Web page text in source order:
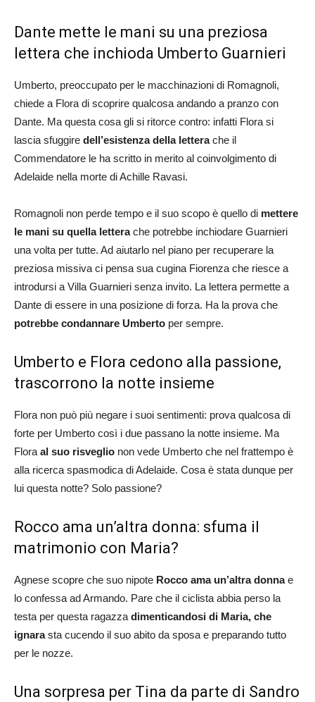
Dante mette le mani su una preziosa
lettera che inchioda Umberto Guarnieri
Umberto, preoccupato per le macchinazioni di Romagnoli,
chiede a Flora di scoprire qualcosa andando a pranzo con
Dante. Ma questa cosa gli si ritorce contro: infatti Flora si
lascia sfuggire dell’esistenza della letterache il
Commendatore le ha scritto in merito al coinvolgimento di
Adelaide nella morte di Achille Ravasi.
Romagnoli non perde tempo e il suo scopo è quello di mettere
le mani su quella letterache potrebbe inchiodare Guarnieri
una volta per tutte. Ad aiutarlo nel piano per recuperare la
preziosa missiva ci pensa sua cugina Fiorenza che riesce a
introdursi a Villa Guarnieri senza invito. La lettera permette a
Dante di essere in una posizione di forza. Ha la prova che
potrebbe condannare Umberto per sempre.
Umberto e Flora cedono alla passione,
trascorrono la notte insieme
Flora non può più negare i suoi sentimenti: prova qualcosa di
forte per Umberto così i due passano la notte insieme. Ma
Flora al suo risveglio non vede Umberto che nel frattempo è
alla ricerca spasmodica di Adelaide. Cosa è stata dunque per
lui questa notte? Solo passione?
Rocco ama un’altra donna: sfuma il
matrimonio con Maria?
Agnese scopre che suo nipote Rocco ama un’altra donnae
lo confessa ad Armando. Pare che il ciclista abbia perso la
testa per questa ragazza dimenticandosi di Maria, che
ignarasta cucendo il suo abito da sposa e preparando tutto
per le nozze.
Una sorpresa per Tina da parte di Sandro